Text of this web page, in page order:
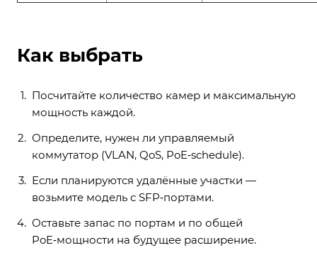
Как выбрать
Посчитайте количество камер и максимальную
мощность каждой.
Определите, нужен ли управляемый
коммутатор (VLAN, QoS, PoE‑schedule).
Если планируются удалённые участки —
возьмите модель с SFP‑портами.
Оставьте запас по портам и по общей
PoE‑мощности на будущее расширение.